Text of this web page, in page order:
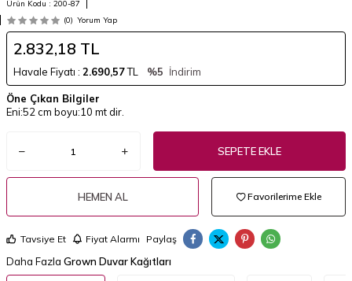
Ürün Kodu : 200-87
(0) Yorum Yap
2.832,18 TL
Havale Fiyatı : 2.690,57TL %5 İndirim
Öne Çıkan Bilgiler
Eni:52 cm boyu:10 mt dir.
SEPETE EKLE
HEMEN AL Favorilerime Ekle
Tavsiye Et Fiyat Alarmı Paylaş
Daha Fazla Grown Duvar Kağıtları